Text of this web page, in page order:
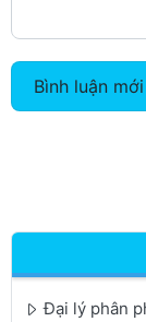
Bình luận mới
Đại lý phân